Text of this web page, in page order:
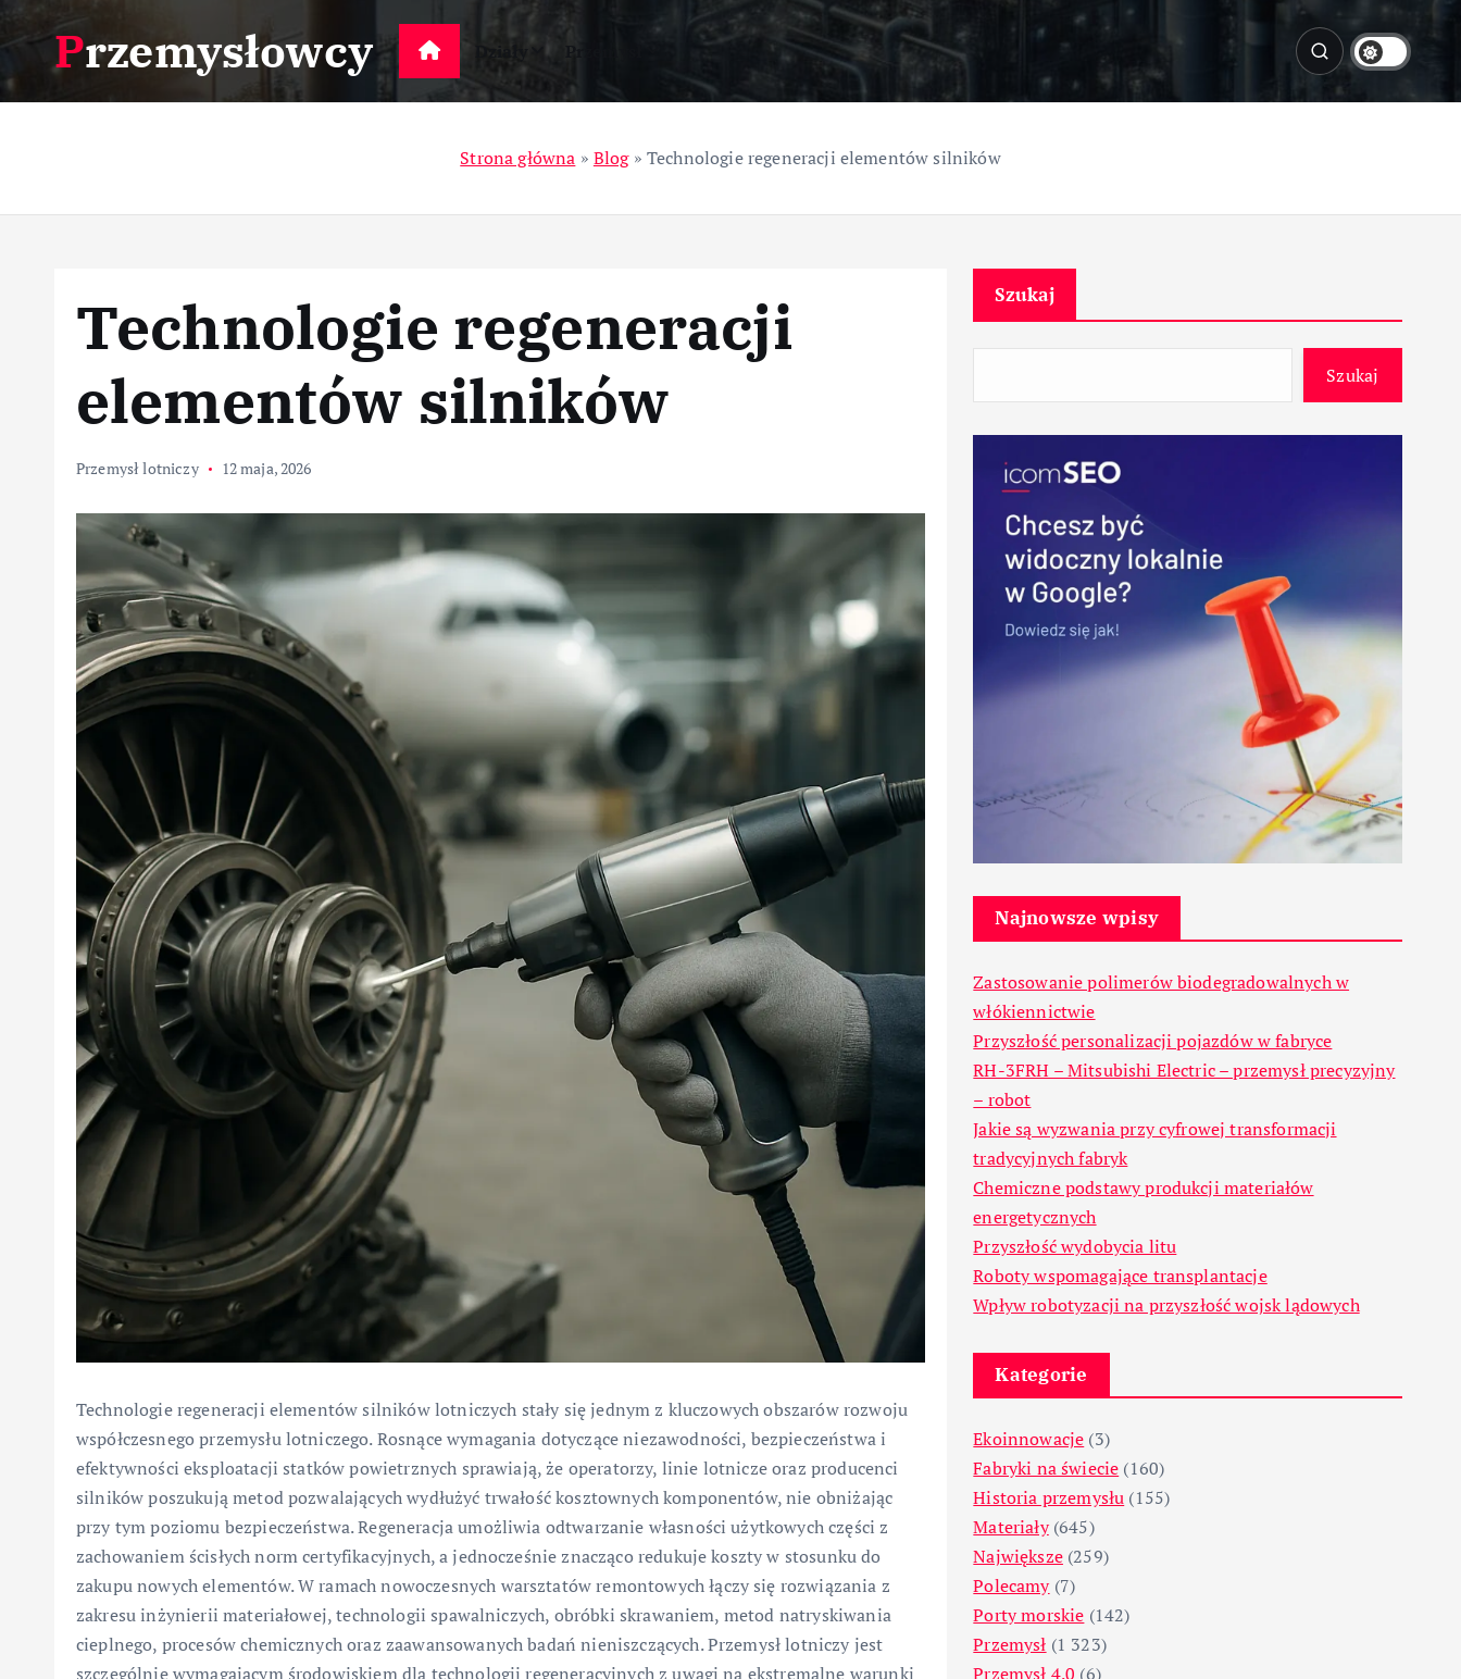
k
p
o
Przemysłowcy Przemysł
Strona główna » Blog» Technologie regeneracji elementów silników
Technologie regeneracji
elementów silników
Przemysł lotniczy 12 maja, 2026
Technologie regeneracji elementów silników lotniczych stały się jednym z kluczowych obszarów rozwoju
współczesnego przemysłu lotniczego. Rosnące wymagania dotyczące niezawodności, bezpieczeństwa i
efektywności eksploatacji statków powietrznych sprawiają, że operatorzy, linie lotnicze oraz producenci
silników poszukują metod pozwalających wydłużyć trwałość kosztownych komponentów, nie obniżając
przy tym poziomu bezpieczeństwa. Regeneracja umożliwia odtwarzanie własności użytkowych części z
zachowaniem ścisłych norm certyfikacyjnych, a jednocześnie znacząco redukuje koszty w stosunku do
zakupu nowych elementów. W ramach nowoczesnych warsztatów remontowych łączy się rozwiązania z
zakresu inżynierii materiałowej, technologii spawalniczych, obróbki skrawaniem, metod natryskiwania
cieplnego, procesów chemicznych oraz zaawansowanych badań nieniszczących. Przemysł lotniczy jest
szczególnie wymagającym środowiskiem dla technologii regeneracyjnych z uwagi na ekstremalne warunki
Szukaj
Szukaj
Najnowsze wpisy
Zastosowanie polimerów biodegradowalnych w
włókiennictwie
Przyszłość personalizacji pojazdów w fabryce
RH-3FRH – Mitsubishi Electric – przemysł precyzyjny
– robot
Jakie są wyzwania przy cyfrowej transformacji
tradycyjnych fabryk
Chemiczne podstawy produkcji materiałów
energetycznych
Przyszłość wydobycia litu
Roboty wspomagające transplantacje
Wpływ robotyzacji na przyszłość wojsk lądowych
Kategorie
Ekoinnowacje (3)
Fabryki na świecie (160)
Historia przemysłu (155)
Materiały(645)
Największe(259)
Polecamy(7)
Porty morskie (142)
Przemysł (1 323)
Przemysł 4.0 (6)